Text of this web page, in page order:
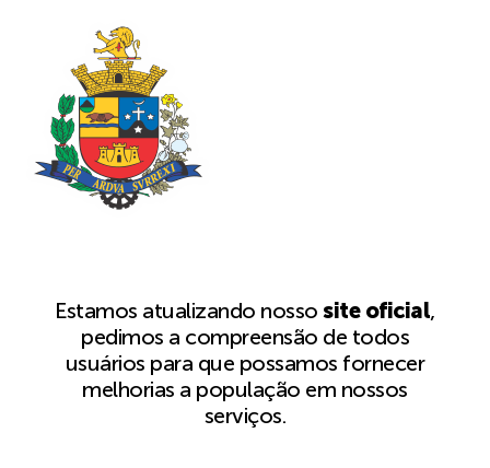
Estamos atualizando nossosite oficial,
pedimos a compreensão de todos
usuários para que possamos fornecer
melhorias a população em nossos
serviços.